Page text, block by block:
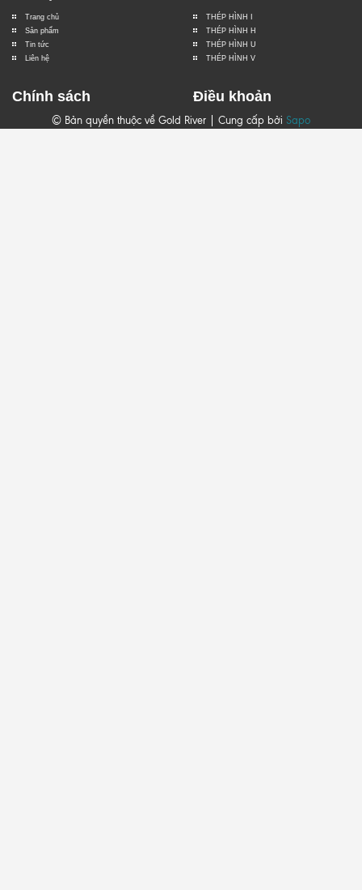
Trang chủ
Sản phẩm
Tin tức
Liên hệ
THÉP HÌNH I
THÉP HÌNH H
THÉP HÌNH U
THÉP HÌNH V
Chính sách Điều khoản
© Bản quyền thuộc về Gold River | Cung cấp bởi Sapo